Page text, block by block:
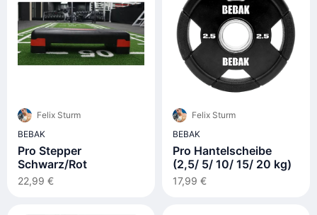
Felix Sturm
BEBAK
Pro Stepper
Schwarz/Rot
22,99 €
Felix Sturm
BEBAK
Pro Hantelscheibe
(2,5/ 5/ 10/ 15/ 20 kg)
17,99 €